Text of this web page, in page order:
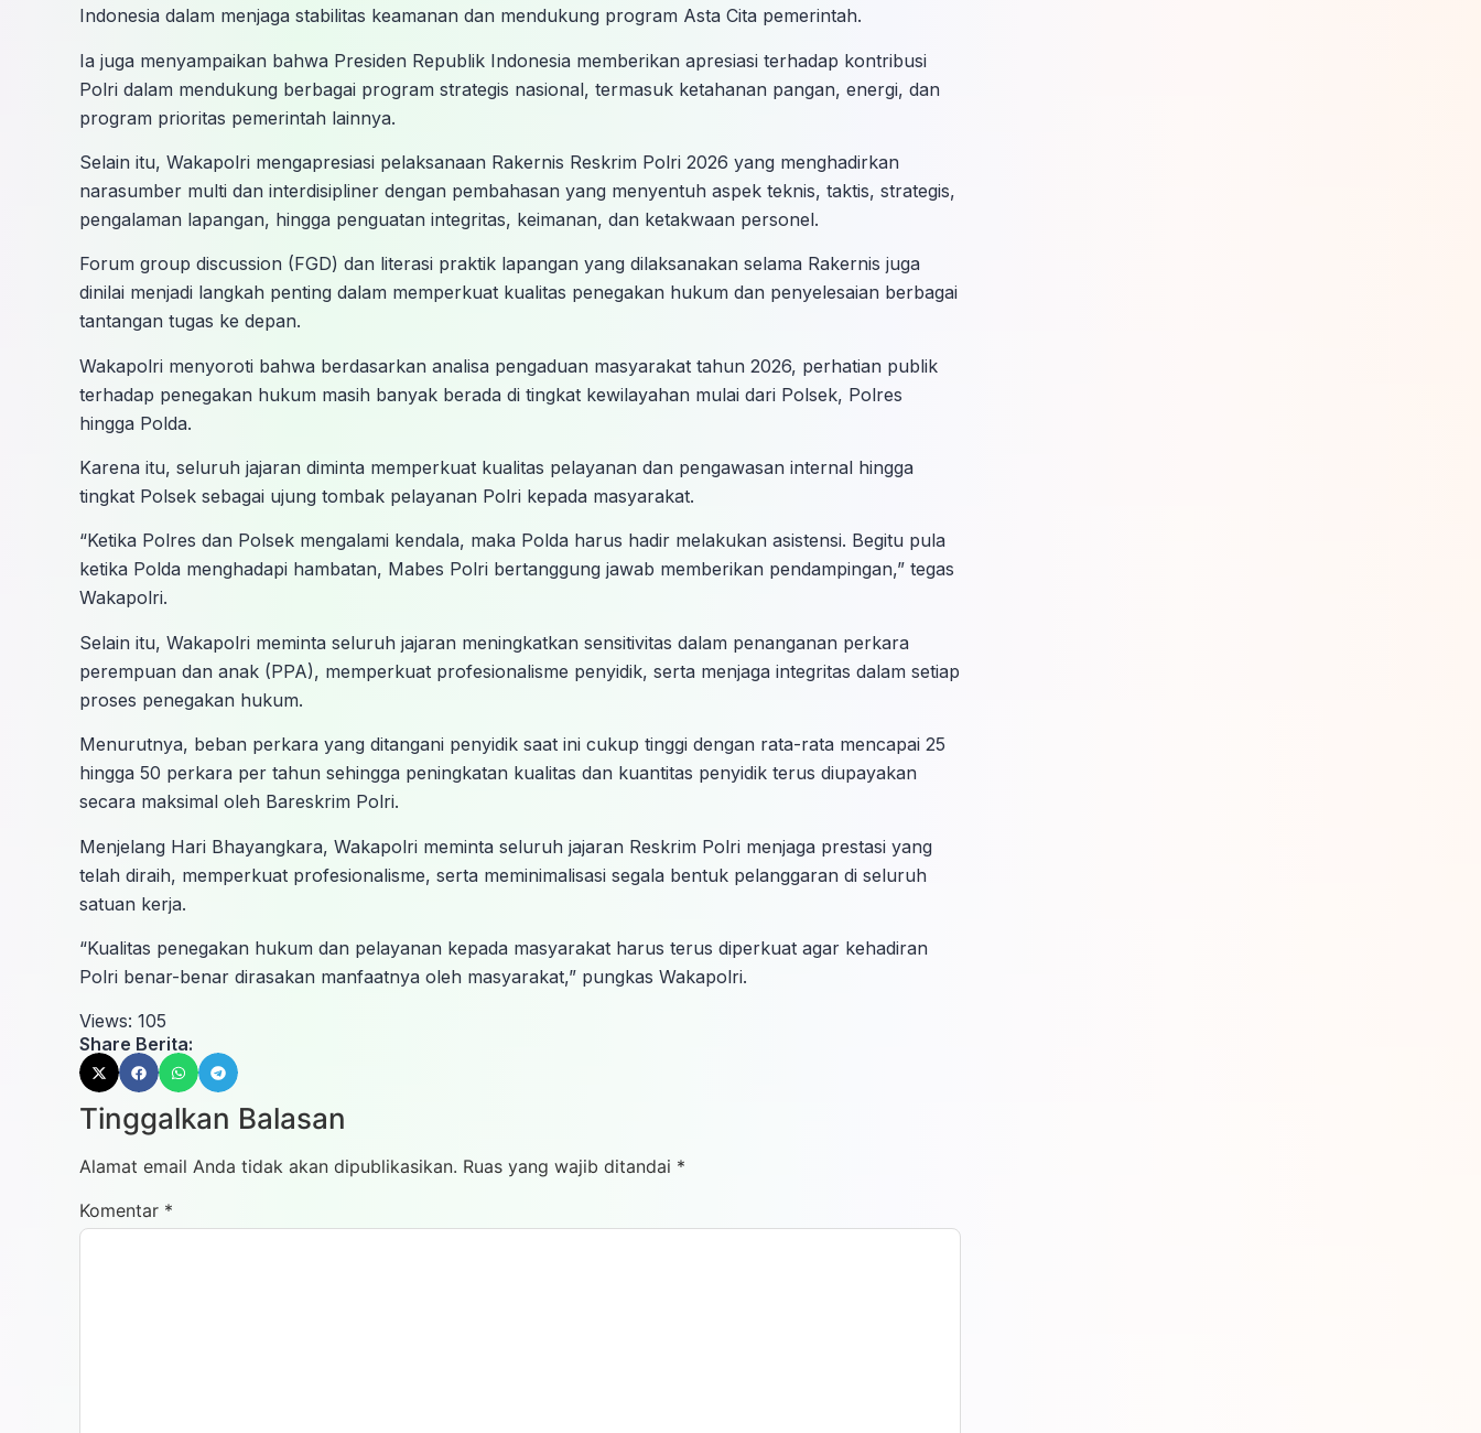
Indonesia dalam menjaga stabilitas keamanan dan mendukung program Asta Cita pemerintah.
Ia juga menyampaikan bahwa Presiden Republik Indonesia memberikan apresiasi terhadap kontribusi
Polri dalam mendukung berbagai program strategis nasional, termasuk ketahanan pangan, energi, dan
program prioritas pemerintah lainnya.
Selain itu, Wakapolri mengapresiasi pelaksanaan Rakernis Reskrim Polri 2026 yang menghadirkan
narasumber multi dan interdisipliner dengan pembahasan yang menyentuh aspek teknis, taktis, strategis,
pengalaman lapangan, hingga penguatan integritas, keimanan, dan ketakwaan personel.
Forum group discussion (FGD) dan literasi praktik lapangan yang dilaksanakan selama Rakernis juga
dinilai menjadi langkah penting dalam memperkuat kualitas penegakan hukum dan penyelesaian berbagai
tantangan tugas ke depan.
Wakapolri menyoroti bahwa berdasarkan analisa pengaduan masyarakat tahun 2026, perhatian publik
terhadap penegakan hukum masih banyak berada di tingkat kewilayahan mulai dari Polsek, Polres
hingga Polda.
Karena itu, seluruh jajaran diminta memperkuat kualitas pelayanan dan pengawasan internal hingga
tingkat Polsek sebagai ujung tombak pelayanan Polri kepada masyarakat.
“Ketika Polres dan Polsek mengalami kendala, maka Polda harus hadir melakukan asistensi. Begitu pula
ketika Polda menghadapi hambatan, Mabes Polri bertanggung jawab memberikan pendampingan,” tegas
Wakapolri.
Selain itu, Wakapolri meminta seluruh jajaran meningkatkan sensitivitas dalam penanganan perkara
perempuan dan anak (PPA), memperkuat profesionalisme penyidik, serta menjaga integritas dalam setiap
proses penegakan hukum.
Menurutnya, beban perkara yang ditangani penyidik saat ini cukup tinggi dengan rata-rata mencapai 25
hingga 50 perkara per tahun sehingga peningkatan kualitas dan kuantitas penyidik terus diupayakan
secara maksimal oleh Bareskrim Polri.
Menjelang Hari Bhayangkara, Wakapolri meminta seluruh jajaran Reskrim Polri menjaga prestasi yang
telah diraih, memperkuat profesionalisme, serta meminimalisasi segala bentuk pelanggaran di seluruh
satuan kerja.
“Kualitas penegakan hukum dan pelayanan kepada masyarakat harus terus diperkuat agar kehadiran
Polri benar-benar dirasakan manfaatnya oleh masyarakat,” pungkas Wakapolri.
Views: 105
Share Berita:
Tinggalkan Balasan
Alamat email Anda tidak akan dipublikasikan. Ruas yang wajib ditandai *
Komentar *